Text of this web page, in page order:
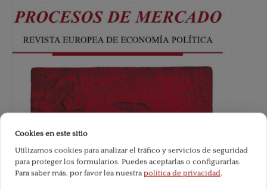
Cookies en este sitio
Utilizamos cookies para analizar el tráfico y servicios de seguridad
para proteger los formularios. Puedes aceptarlas o configurarlas.
Para saber más, por favor lea nuestra política de privacidad.